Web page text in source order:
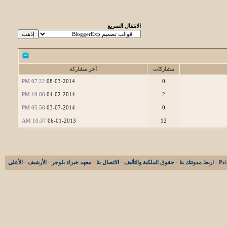
الانتقال السريع
مشاركات
آخر مشاركة
0
08-03-2014
07:22 PM
2
04-02-2014
10:08 PM
0
03-07-2014
05:58 PM
12
06-01-2013
10:37 AM
- اربط مدونتك بنا - حقوق الملكية والتأليف - الاتصال بنا - معهد خبراء بلوجر - الأرشيف - الأعلى